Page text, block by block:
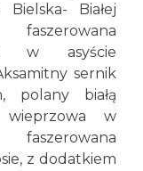
Białej
w asyście
sernik
polany białą
wieprzowa w
z dodatkiem